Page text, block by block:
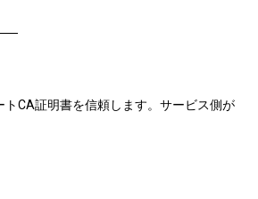
CA証明書を信頼します。サービス側が